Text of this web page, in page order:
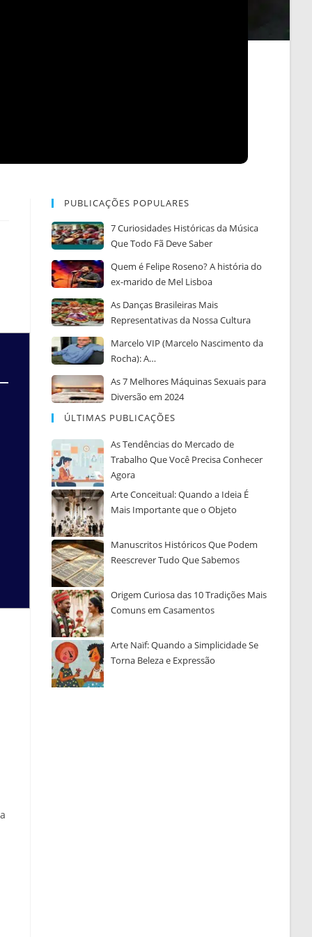
PUBLICAÇÕES POPULARES
7 Curiosidades Históricas da Música
Que Todo Fã Deve Saber
Quem é Felipe Roseno? A história do
ex-marido de Mel Lisboa
As Danças Brasileiras Mais
Representativas da Nossa Cultura
Marcelo VIP (Marcelo Nascimento da
Rocha): A…
As 7 Melhores Máquinas Sexuais para
Diversão em 2024
ÚLTIMAS PUBLICAÇÕES
As Tendências do Mercado de
Trabalho Que Você Precisa Conhecer
Agora
Arte Conceitual: Quando a Ideia É
Mais Importante que o Objeto
Manuscritos Históricos Que Podem
Reescrever Tudo Que Sabemos
Origem Curiosa das 10 Tradições Mais
Comuns em Casamentos
Arte Naïf: Quando a Simplicidade Se
Torna Beleza e Expressão